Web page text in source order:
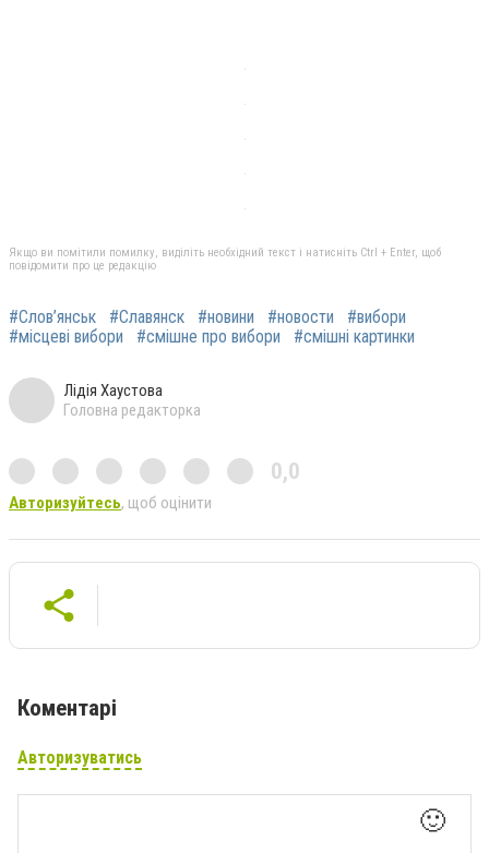
Якщо ви помітили помилку, виділіть необхідний текст і натисніть Ctrl + Enter, щоб
повідомити про це редакцію
#Слов’янськ #Славянск #новини #новости
#вибори
#місцеві вибори
#смішне про вибори #смішні картинки
Лідія Хаустова
Головна редакторка
0,0
Авторизуйтесь, щоб оцінити
Коментарі
Авторизуватись
🙂